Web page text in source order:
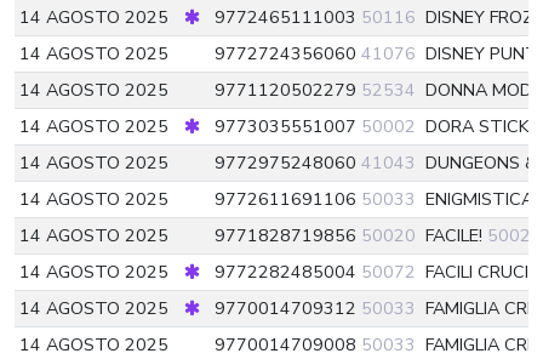
14 AGOSTO 2025
9772465111003 50116 DISNEY
14 AGOSTO 2025
9772724356060 41076 DISNEY
14 AGOSTO 2025
9771120502279 52534 DONNA
14 AGOSTO 2025
9773035551007 50002 DORA
14 AGOSTO 2025
9772975248060 41043 DUNGEONS
14 AGOSTO 2025
9772611691106 50033 ENIGMISTICA
14 AGOSTO 2025
9771828719856 50020 FACILE! 50020
14 AGOSTO 2025
9772282485004 50072 FACILI
14 AGOSTO 2025
9770014709312 50033 FAMIGLIA
14 AGOSTO 2025
9770014709008 50033 FAMIGLIA